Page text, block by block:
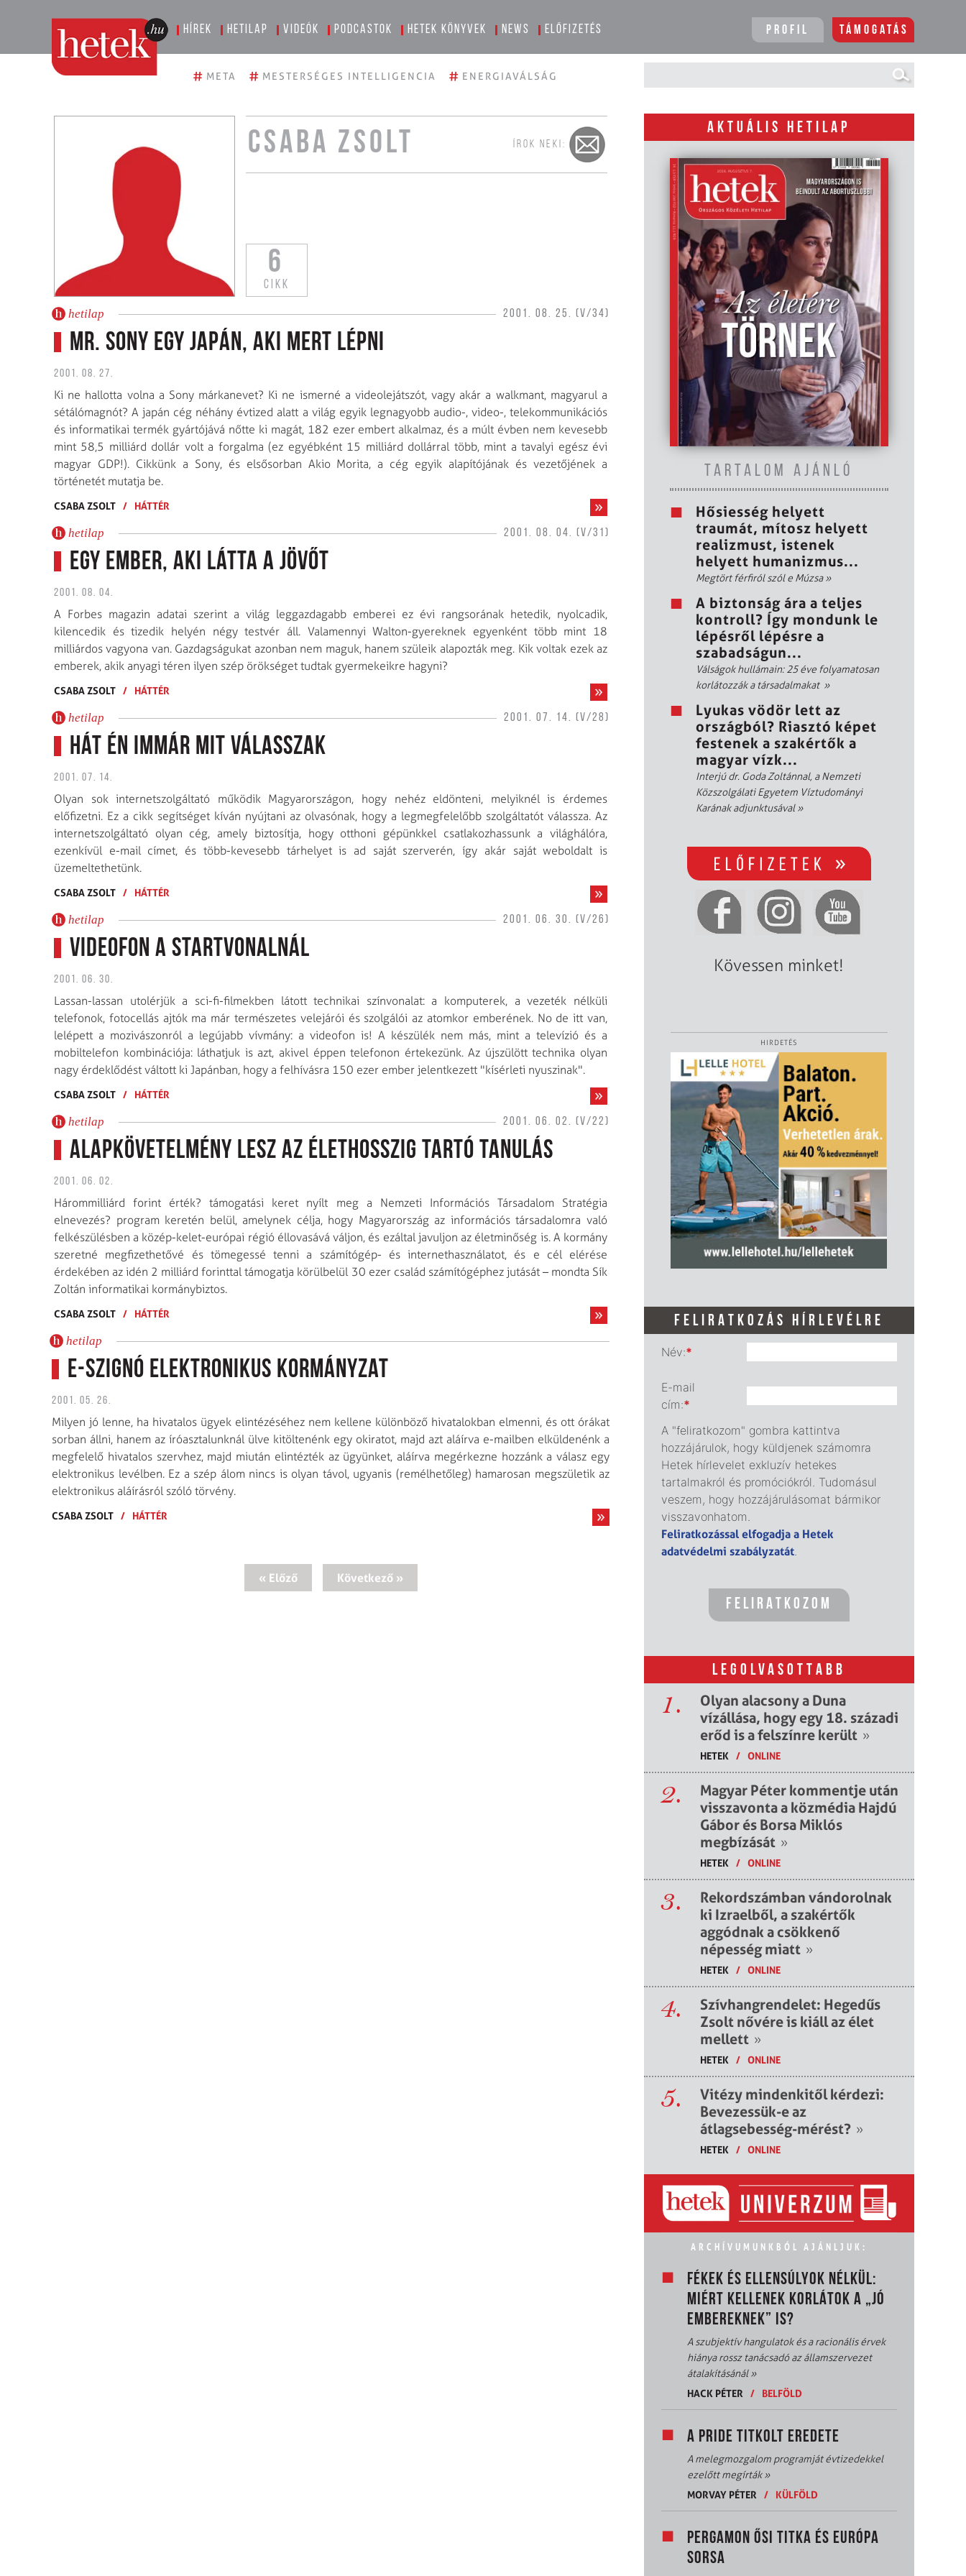
Hírek Hetilap Videók Podcastok Hetek könyvek News Előfizetés Profil Támogatás
# META # MESTERSÉGES INTELLIGENCIA # ENERGIAVÁLSÁG
CSABA ZSOLT ÍROK NEKI:
6
CIKK
hetilap 2001. 08. 25. (V/34)
Mr. Sony egy japán, aki mert lépni
2001. 08. 27.
Ki ne hallotta volna a Sony márkanevet? Ki ne ismerné a videolejátszót, vagy akár a walkmant, magyarul a
sétálómagnót? A japán cég néhány évtized alatt a világ egyik legnagyobb audio-, video-, telekommunikációs
és informatikai termék gyártójává nőtte ki magát, 182 ezer embert alkalmaz, és a múlt évben nem kevesebb
mint 58,5 milliárd dollár volt a forgalma (ez egyébként 15 milliárd dollárral több, mint a tavalyi egész évi
magyar GDP!). Cikkünk a Sony, és elsősorban Akio Morita, a cég egyik alapítójának és vezetőjének a
történetét mutatja be.
CSABA ZSOLT / HÁTTÉR
hetilap 2001. 08. 04. (V/31)
Egy ember, aki látta a jövőt
2001. 08. 04.
A Forbes magazin adatai szerint a világ leggazdagabb emberei ez évi rangsorának hetedik, nyolcadik,
kilencedik és tizedik helyén négy testvér áll. Valamennyi Walton-gyereknek egyenként több mint 18
milliárdos vagyona van. Gazdagságukat azonban nem maguk, hanem szüleik alapozták meg. Kik voltak ezek az
emberek, akik anyagi téren ilyen szép örökséget tudtak gyermekeikre hagyni?
CSABA ZSOLT / HÁTTÉR
hetilap 2001. 07. 14. (V/28)
Hát én immár mit válasszak
2001. 07. 14.
Olyan sok internetszolgáltató működik Magyarországon, hogy nehéz eldönteni, melyiknél is érdemes
előfizetni. Ez a cikk segítséget kíván nyújtani az olvasónak, hogy a legmegfelelőbb szolgáltatót válassza. Az
internetszolgáltató olyan cég, amely biztosítja, hogy otthoni gépünkkel csatlakozhassunk a világhálóra,
ezenkívül e-mail címet, és több-kevesebb tárhelyet is ad saját szerverén, így akár saját weboldalt is
üzemeltethetünk.
CSABA ZSOLT / HÁTTÉR
hetilap 2001. 06. 30. (V/26)
Videofon a startvonalnál
2001. 06. 30.
Lassan-lassan utolérjük a sci-fi-filmekben látott technikai színvonalat: a komputerek, a vezeték nélküli
telefonok, fotocellás ajtók ma már természetes velejárói és szolgálói az atomkor emberének. No de itt van,
lelépett a mozivászonról a legújabb vívmány: a videofon is! A készülék nem más, mint a televízió és a
mobiltelefon kombinációja: láthatjuk is azt, akivel éppen telefonon értekezünk. Az újszülött technika olyan
nagy érdeklődést váltott ki Japánban, hogy a felhívásra 150 ezer ember jelentkezett "kísérleti nyuszinak".
CSABA ZSOLT / HÁTTÉR
hetilap 2001. 06. 02. (V/22)
Alapkövetelmény lesz az élethosszig tartó tanulás
2001. 06. 02.
Hárommilliárd forint érték? támogatási keret nyílt meg a Nemzeti Információs Társadalom Stratégia
elnevezés? program keretén belül, amelynek célja, hogy Magyarország az információs társadalomra való
felkészülésben a közép-kelet-európai régió éllovasává váljon, és ezáltal javuljon az életminőség is. A kormány
szeretné megfizethetővé és tömegessé tenni a számítógép- és internethasználatot, és e cél elérése
érdekében az idén 2 milliárd forinttal támogatja körülbelül 30 ezer család számítógéphez jutását – mondta Sík
Zoltán informatikai kormánybiztos.
CSABA ZSOLT / HÁTTÉR
hetilap
E-szignó elektronikus kormányzat
2001. 05. 26.
Milyen jó lenne, ha hivatalos ügyek elintézéséhez nem kellene különböző hivatalokban elmenni, és ott órákat
sorban állni, hanem az íróasztalunknál ülve kitöltenénk egy okiratot, majd azt aláírva e-mailben elküldenénk a
megfelelő hivatalos szervhez, majd miután elintézték az ügyünket, aláírva megérkezne hozzánk a válasz egy
elektronikus levélben. Ez a szép álom nincs is olyan távol, ugyanis (remélhetőleg) hamarosan megszületik az
elektronikus aláírásról szóló törvény.
CSABA ZSOLT / HÁTTÉR
« Előző Következő »
AKTUÁLIS HETILAP
TARTALOM AJÁNLÓ
Hősiesség helyett
traumát, mítosz helyett
realizmust, istenek
helyett humanizmus...
Megtört férfiról szól e Múzsa»
A biztonság ára a teljes
kontroll? Így mondunk le
lépésről lépésre a
szabadságun...
Válságok hullámain: 25 éve folyamatosan
korlátozzák a társadalmakat »
Lyukas vödör lett az
országból? Riasztó képet
festenek a szakértők a
magyar vízk...
Interjú dr. Goda Zoltánnal, a Nemzeti
Közszolgálati Egyetem Víztudományi
Karának adjunktusával»
Kövessen minket!
HIRDETÉS
FELIRATKOZÁS HÍRLEVÉLRE
Név:*
E-mail
cím:*
A "feliratkozom" gombra kattintva
hozzájárulok, hogy küldjenek számomra
Hetek hírlevelet exkluzív hetekes
tartalmakról és promóciókról. Tudomásul
veszem, hogy hozzájárulásomat bármikor
visszavonhatom.
Feliratkozással elfogadja a Hetek
adatvédelmi szabályzatát
LEGOLVASOTTABB
1.
Olyan alacsony a Duna
vízállása, hogy egy 18. századi
erőd is a felszínre került »
HETEK / ONLINE
2.
Magyar Péter kommentje után
visszavonta a közmédia Hajdú
Gábor és Borsa Miklós
megbízását »
HETEK / ONLINE
3.
Rekordszámban vándorolnak
ki Izraelből, a szakértők
aggódnak a csökkenő
népesség miatt »
HETEK / ONLINE
4.
Szívhangrendelet: Hegedűs
Zsolt nővére is kiáll az élet
mellett »
HETEK / ONLINE
5.
Vitézy mindenkitől kérdezi:
Bevezessük-e az
átlagsebesség-mérést? »
HETEK / ONLINE
ARCHÍVUMUNKBÓL AJÁNLJUK:
FÉKEK ÉS ELLENSÚLYOK NÉLKÜL:
MIÉRT KELLENEK KORLÁTOK A „JÓ
EMBEREKNEK” IS?
A szubjektív hangulatok és a racionális érvek
hiánya rossz tanácsadó az államszervezet
átalakításánál»
HACK PÉTER
/ BELFÖLD
A PRIDE TITKOLT EREDETE
A melegmozgalom programját évtizedekkel
ezelőtt megírták»
MORVAY PÉTER
/ KÜLFÖLD
PERGAMON ŐSI TITKA ÉS EURÓPA
SORSA